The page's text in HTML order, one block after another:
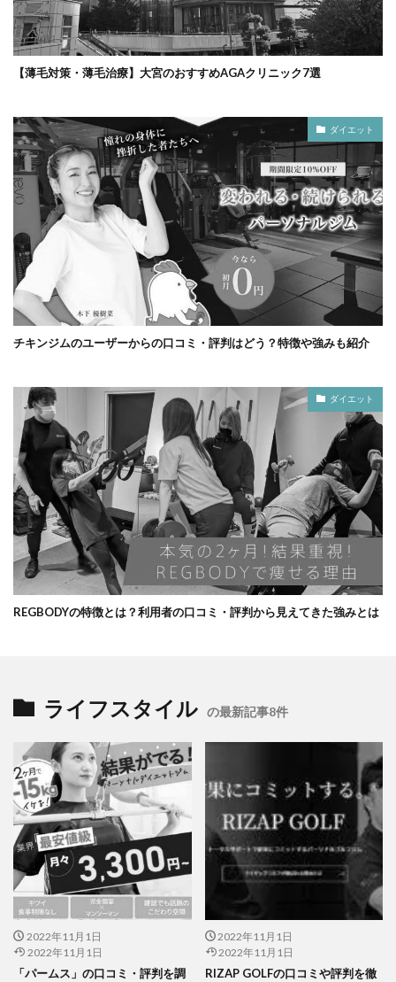
【薄毛対策・薄毛治療】大宮のおすすめAGAクリニック7選
ダイエット
チキンジムのユーザーからの口コミ・評判はどう？特徴や強みも紹介
ダイエット
REGBODYの特徴とは？利用者の口コミ・評判から見えてきた強みとは
ライフスタイル の最新記事8件
2022年11月1日
2022年11月1日
「パームス」の口コミ・評判を調
2022年11月1日
2022年11月1日
RIZAP GOLFの口コミや評判を徹